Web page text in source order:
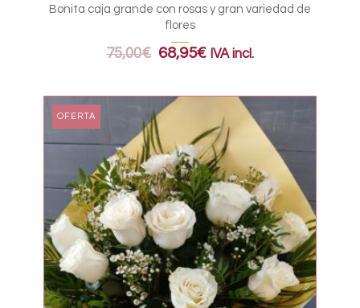
Bonita caja grande con rosas y gran variedad de
flores
75,00€ 68,95€ IVA incl.
OFERTA